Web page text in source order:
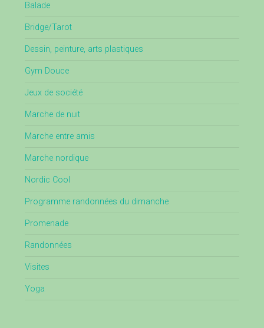
Balade
Bridge/Tarot
Dessin, peinture, arts plastiques
Gym Douce
Jeux de société
Marche de nuit
Marche entre amis
Marche nordique
Nordic Cool
Programme randonnées du dimanche
Promenade
Randonnées
Visites
Yoga